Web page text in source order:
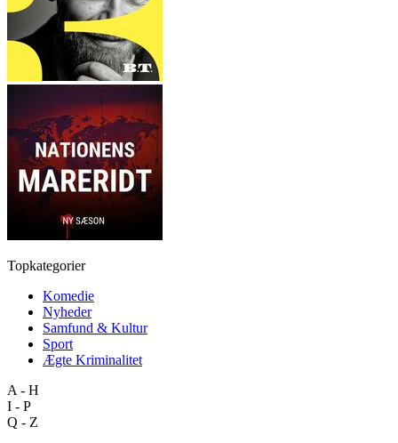
Topkategorier
Komedie
Nyheder
Samfund & Kultur
Sport
Ægte Kriminalitet
A - H
I - P
Q - Z